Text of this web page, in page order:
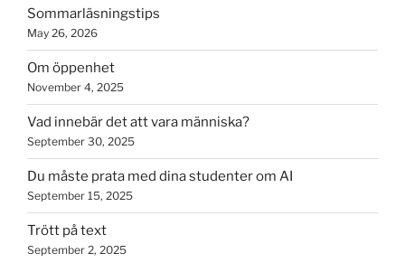
Sommarläsningstips
May 26, 2026
Om öppenhet
November 4, 2025
Vad innebär det att vara människa?
September 30, 2025
Du måste prata med dina studenter om AI
September 15, 2025
Trött på text
September 2, 2025